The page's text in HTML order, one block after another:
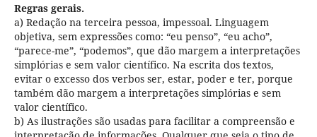
Regras gerais.
a) Redação na terceira pessoa, impessoal. Linguagem
objetiva, sem expressões como: “eu penso”, “eu acho”,
“parece-me”, “podemos”, que dão margem a interpretações
simplórias e sem valor científico. Na escrita dos textos,
evitar o excesso dos verbos ser, estar, poder e ter, porque
também dão margem a interpretações simplórias e sem
valor científico.
b) As ilustrações são usadas para facilitar a compreensão e